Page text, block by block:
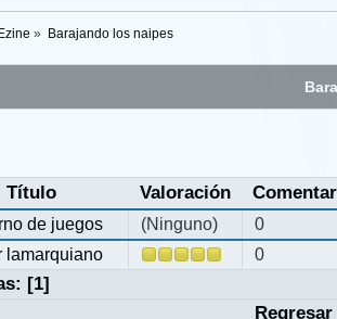
Ezine » Barajando los naipes
Título Valoración
de juegos (Ninguno)
0
lamarquiano
0
[1]